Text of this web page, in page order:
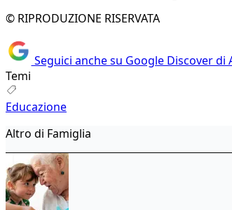
© RIPRODUZIONE RISERVATA
Seguici anche su Google Discover di
Temi
Educazione
Altro di Famiglia